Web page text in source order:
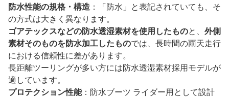
防水性能の規格・構造 ：「防水」と表記されていても、そ
の方式は大きく異なります。
ゴアテックスなどの防水透湿素材を使用したものと、 外側
素材そのものを防水加工したものでは、長時間の雨天走行
における信頼性に差があります。
長距離ツーリングが多い方には防水透湿素材採用モデルが
適しています。
プロテクション性能：防水ブーツ ライダー用として設計